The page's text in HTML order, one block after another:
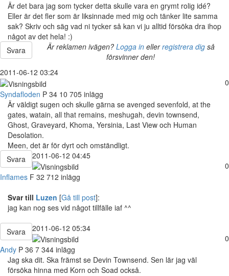
Är det bara jag som tycker detta skulle vara en grymt rolig idé?
Eller är det fler som är liksinnade med mig och tänker lite samma
sak? Skriv och säg vad ni tycker så kan vi ju alltid försöka dra ihop
något av det hela! :)
Svara
Är reklamen ivägen? Logga inellerregistrera digså
försvinner den!
2011-06-12 03:24
0
Syndafloden P 34 10 705 inlägg
Är väldigt sugen och skulle gärna se avenged sevenfold, at the
gates, watain, all that remains, meshugah, devin townsend,
Ghost, Graveyard, Khoma, Yersinia, Last View och Human
Desolation.
Meen, det är för dyrt och omständligt.
Svara
2011-06-12 04:45
0
Inflames F 32 712 inlägg
Svar till Luzen [Gå till post]:
jag kan nog ses vid något tillfälle iaf ^^
Svara
2011-06-12 05:34
0
Andy P 36 7 344 inlägg
Jag ska dit. Ska främst se Devin Townsend. Sen lär jag väl
försöka hinna med Korn och Soad också.